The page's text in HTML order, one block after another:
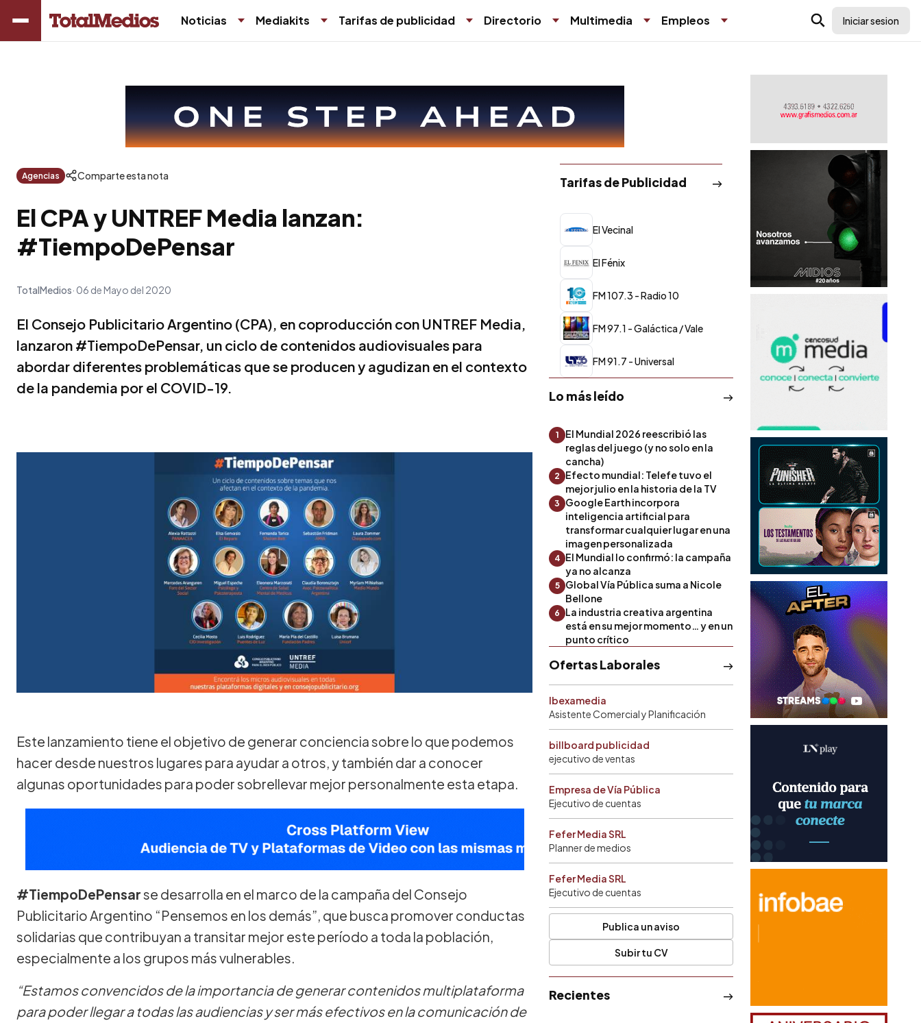
Noticias Mediakits Tarifas de publicidad Directorio Multimedia Empleos Iniciar sesion
Agencias Comparte esta nota
El CPA y UNTREF Media lanzan:
#TiempoDePensar
TotalMedios 06 de Mayo del 2020
El Consejo Publicitario Argentino (CPA), en coproducción con UNTREF Media,
lanzaron #TiempoDePensar, un ciclo de contenidos audiovisuales para
abordar diferentes problemáticas que se producen y agudizan en el contexto
de la pandemia por el COVID-19.
Este lanzamiento tiene el objetivo de generar conciencia sobre lo que podemos
hacer desde nuestros lugares para ayudar a otros, y también dar a conocer
algunas oportunidades para poder sobrellevar mejor personalmente esta etapa.
#TiempoDePensarse desarrolla en el marco de la campaña del Consejo
Publicitario Argentino “Pensemos en los demás”, que busca promover conductas
solidarias que contribuyan a transitar mejor este período a toda la población,
especialmente a los grupos más vulnerables.
“Estamos convencidos de la importancia de generar contenidos multiplataforma
para poder llegar a todas las audiencias y ser más efectivos en la comunicación de
Tarifas de Publicidad
El Vecinal
El Fénix
FM 107.3 - Radio 10
FM 97.1 - Galáctica / Vale
FM 91.7 - Universal
Lo más leído
1
El Mundial 2026 reescribió las
reglas del juego (y no solo en la
cancha)
2
Efecto mundial: Telefe tuvo el
mejor julio en la historia de la TV
3
Google Earth incorpora
inteligencia artificial para
transformar cualquier lugar en una
imagen personalizada
4 El Mundial lo confirmó: la campaña
ya no alcanza
5
Global Vía Pública suma a Nicole
Bellone
6
La industria creativa argentina
está en su mejor momento… y en un
punto crítico
Ofertas Laborales
Ibexamedia
Asistente Comercial y Planificación
billboard publicidad
ejecutivo de ventas
Empresa de Vía Pública
Ejecutivo de cuentas
Fefer Media SRL
Planner de medios
Fefer Media SRL
Ejecutivo de cuentas
Publica un aviso
Subir tu CV
Recientes